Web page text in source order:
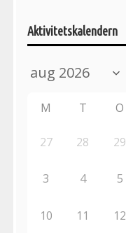
Aktivitetskalendern
M T O
27 28 29
3 4 5
10 11 12